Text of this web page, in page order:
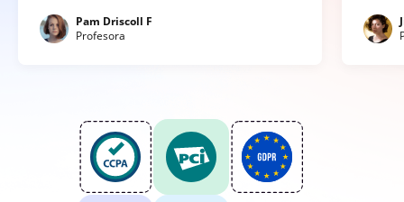
Pam Driscoll F
Profesora